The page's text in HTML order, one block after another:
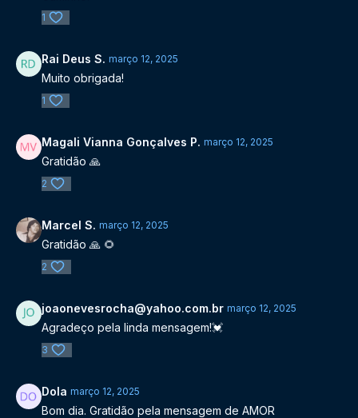
1
Rai Deus S. março 12, 2025
Muito obrigada!
1
Magali Vianna Gonçalves P. março 12, 2025
Gratidão 🙏
2
Marcel S. março 12, 2025
Gratidão 🙏 🌻
2
joaonevesrocha@yahoo.com.br março 12, 2025
Agradeço pela linda mensagem!💓
3
Dola março 12, 2025
Bom dia. Gratidão pela mensagem de AMOR